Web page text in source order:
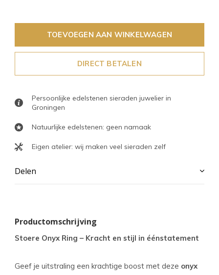
TOEVOEGEN AAN WINKELWAGEN
DIRECT BETALEN
Persoonlijke edelstenen sieraden juwelier in
Groningen
Natuurlijke edelstenen: geen namaak
Eigen atelier: wij maken veel sieraden zelf
Delen
Productomschrijving
Stoere Onyx Ring – Kracht en stijl in éénstatement
Geef je uitstraling een krachtige boost met deze onyx